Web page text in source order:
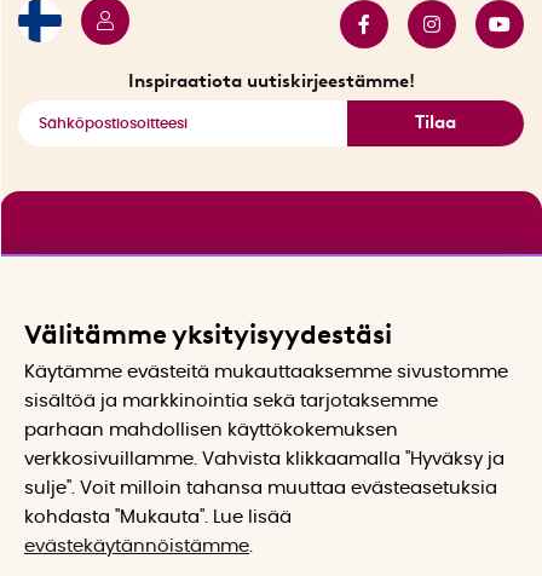
Inspiraatiota uutiskirjeestämme!
Tilaa
Välitämme yksityisyydestäsi
Käytämme evästeitä mukauttaaksemme sivustomme
sisältöä ja markkinointia sekä tarjotaksemme
parhaan mahdollisen käyttökokemuksen
verkkosivuillamme. Vahvista klikkaamalla "Hyväksy ja
sulje". Voit milloin tahansa muuttaa evästeasetuksia
kohdasta "Mukauta". Lue lisää
evästekäytännöistämme